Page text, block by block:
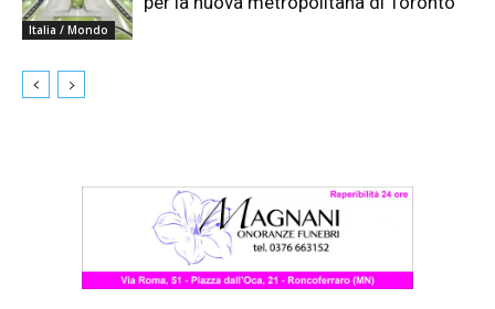
Italia / Mondo